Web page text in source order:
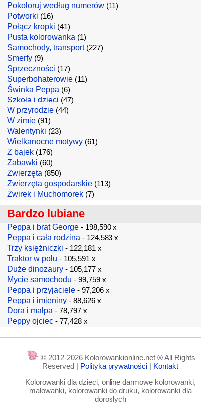
Pokoloruj według numerów (11)
Potworki (16)
Połącz kropki (41)
Pusta kolorowanka (1)
Samochody, transport(227)
Smerfy (9)
Sprzeczności (17)
Superbohaterowie (11)
Świnka Peppa (6)
Szkoła i dzieci (47)
W przyrodzie (44)
W zimie (91)
Walentynki (23)
Wielkanocne motywy (61)
Z bajek (176)
Zabawki (60)
Zwierzęta (850)
Zwierzęta gospodarskie (113)
Żwirek i Muchomorek (7)
Bardzo lubiane
Peppa i brat George - 198,590 x
Peppa i cała rodzina - 124,583 x
Trzy księżniczki - 122,181 x
Traktor w polu - 105,591 x
Duże dinozaury - 105,177 x
Mycie samochodu - 99,759 x
Peppa i przyjaciele - 97,206 x
Peppa i imieniny - 88,626 x
Dora i małpa - 78,797 x
Peppy ojciec - 77,428 x
© 2012-2026 Kolorowankionline.net ® All Rights
Reserved | Polityka prywatności | Kontakt
Kolorowanki dla dzieci, online darmowe kolorowanki,
malowanki, kolorowanki do druku, kolorowanki dla
doroslych